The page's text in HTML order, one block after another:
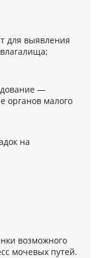
для выявления
—
органов малого
на
возможного
мочевых путей.